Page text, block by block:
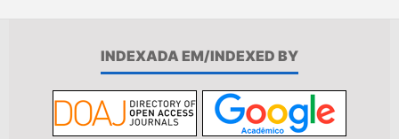
INDEXADA EM/INDEXED BY